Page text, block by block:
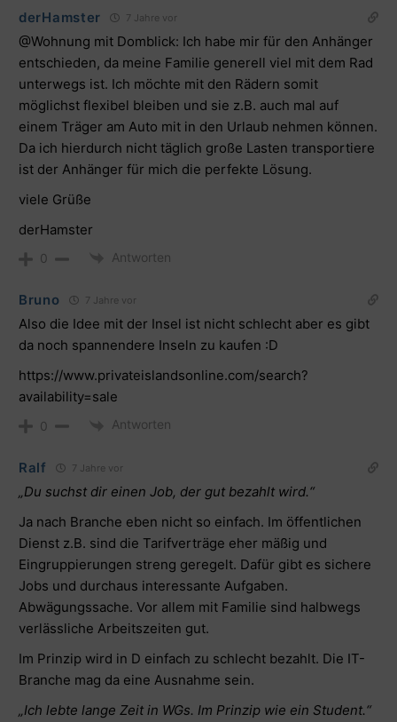
derHamster 7 Jahre vor
@Wohnung mit Domblick: Ich habe mir für den Anhänger
entschieden, da meine Familie generell viel mit dem Rad
unterwegs ist. Ich möchte mit den Rädern somit
möglichst flexibel bleiben und sie z.B. auch mal auf
einem Träger am Auto mit in den Urlaub nehmen können.
Da ich hierdurch nicht täglich große Lasten transportiere
ist der Anhänger für mich die perfekte Lösung.
viele Grüße
derHamster
0 Antworten
Bruno 7 Jahre vor
Also die Idee mit der Insel ist nicht schlecht aber es gibt
da noch spannendere Inseln zu kaufen :D
https://www.privateislandsonline.com/search?
availability=sale
0 Antworten
Ralf 7 Jahre vor
„Du suchst dir einen Job, der gut bezahlt wird.“
Ja nach Branche eben nicht so einfach. Im öffentlichen
Dienst z.B. sind die Tarifverträge eher mäßig und
Eingruppierungen streng geregelt. Dafür gibt es sichere
Jobs und durchaus interessante Aufgaben.
Abwägungssache. Vor allem mit Familie sind halbwegs
verlässliche Arbeitszeiten gut.
Im Prinzip wird in D einfach zu schlecht bezahlt. Die IT-
Branche mag da eine Ausnahme sein.
„Ich lebte lange Zeit in WGs. Im Prinzip wie ein Student.“